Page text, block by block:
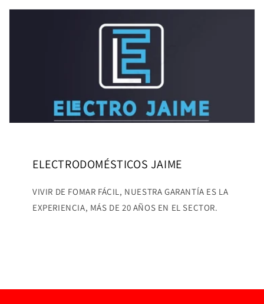
ELECTRODOMÉSTICOS JAIME
VIVIR DE FOMAR FÁCIL, NUESTRA GARANTÍA ES LA
EXPERIENCIA, MÁS DE 20 AÑOS EN EL SECTOR.